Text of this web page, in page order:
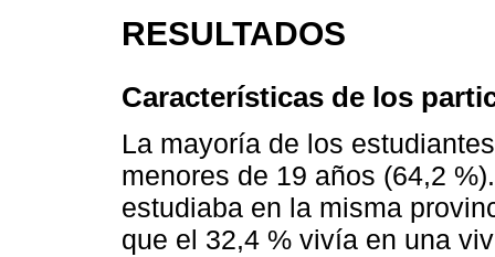
RESULTADOS
Características de los
La mayoría de los
menores de 19 años (64,2
estudiaba en la misma
que el 32,4 % vivía en una